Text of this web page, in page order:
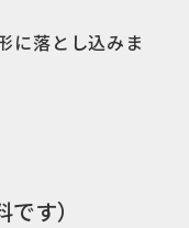
に落とし込みま
す）